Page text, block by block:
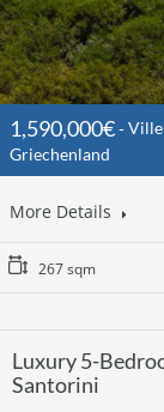
1,590,000€
Griechenland
More Details
267 sqm
Luxury 5-
Santorini